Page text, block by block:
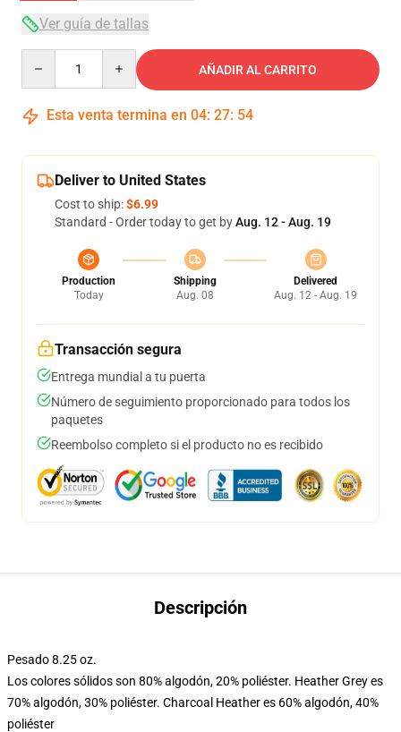
Ver guía de tallas
AÑADIR AL CARRITO
Esta venta termina en 04: 27: 53
Deliver to United States
Cost to ship:$6.99
Standard - Order today to get byAug. 12 - Aug. 19
Production
Today
Shipping
Aug. 08
Delivered
Aug. 12 - Aug. 19
Transacción segura
Entrega mundial a tu puerta
Número de seguimiento proporcionado para todos los
paquetes
Reembolso completo si el producto no es recibido
Descripción
Pesado 8.25 oz.
Los colores sólidos son 80% algodón, 20% poliéster. Heather Grey es
70% algodón, 30% poliéster. Charcoal Heather es 60% algodón, 40%
poliéster